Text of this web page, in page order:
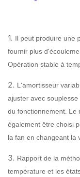
1. Il peut produire une
fournir plus
Opération stable à
2. L'amortisseur
ajuster avec
du fonctionnement. Le
également être choisi
la fan en changeant la
3. Rapport de la
température et les